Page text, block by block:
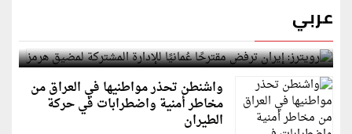
عربي
رويترز: إيران ترفض مقترحًا عُمانيًا للإدارة المشتركة
لمضيق هرمز
واشنطن تحذر مواطنيها في العراق من
مخاطر أمنية واضطرابات في حركة
الطيران